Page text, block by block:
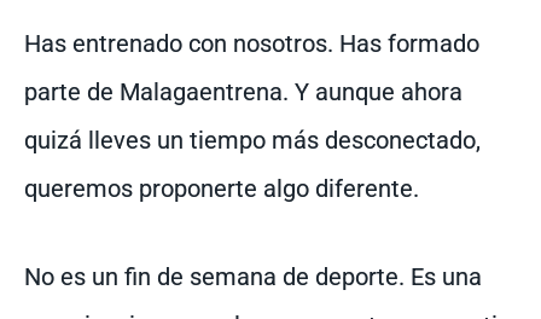
Has entrenado con nosotros. Has formado
parte de Malagaentrena. Y aunque ahora
quizá lleves un tiempo más desconectado,
queremos proponerte algo diferente.
No es un fin de semana de deporte. Es una